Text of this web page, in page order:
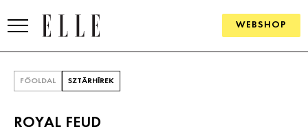
WEBSHOP
FŐOLDAL SZTÁRHÍREK
ROYAL FEUD